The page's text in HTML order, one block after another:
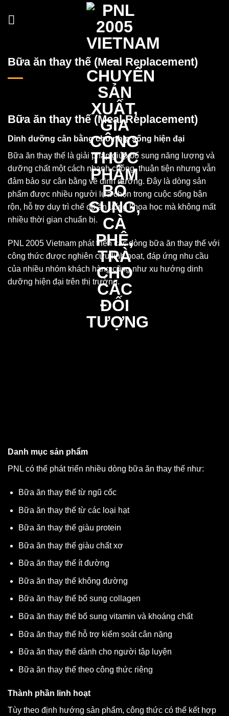
Bữa ăn thay thế (Meal Replacement)
Bữa ăn thay thế (Meal Replacement)
Dinh dưỡng cân bằng cho nhịp sống hiện đại
Bữa ăn thay thế là giải pháp giúp bổ sung năng lượng và
dưỡng chất một cách nhanh chóng, thuận tiện nhưng vẫn
đảm bảo sự cân bằng về dinh dưỡng. Đây là dòng sản
phẩm được nhiều người lựa chọn trong cuộc sống bận
rộn, hỗ trợ duy trì chế độ ăn uống khoa học mà không mất
nhiều thời gian chuẩn bị.
PNL 2005 Vietnam phát triển các dòng bữa ăn thay thế với
công thức được nghiên cứu linh hoạt, đáp ứng nhu cầu
của nhiều nhóm khách hàng cũng như xu hướng dinh
dưỡng hiện đại trên thị trường.
Danh mục sản phẩm
PNL có thể phát triển nhiều dòng bữa ăn thay thế như:
Bữa ăn thay thế từ ngũ cốc
Bữa ăn thay thế từ các loại hạt
Bữa ăn thay thế giàu protein
Bữa ăn thay thế giàu chất xơ
Bữa ăn thay thế ít đường
Bữa ăn thay thế không đường
Bữa ăn thay thế bổ sung collagen
Bữa ăn thay thế bổ sung vitamin và khoáng chất
Bữa ăn thay thế hỗ trợ kiểm soát cân nặng
Bữa ăn thay thế dành cho người tập luyện
Bữa ăn thay thế theo công thức riêng
Thành phần linh hoạt
Tùy theo định hướng sản phẩm, công thức có thể kết hợp